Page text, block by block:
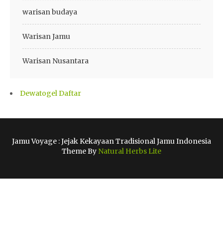
warisan budaya
Warisan Jamu
Warisan Nusantara
Dewatogel Daftar
Jamu Voyage : Jejak Kekayaan Tradisional Jamu Indonesia
Theme By Natural Herbs Lite